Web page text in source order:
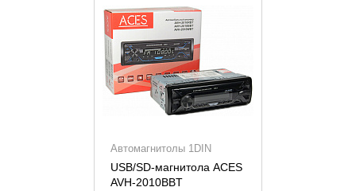
Автомагнитолы 1DIN
USB/SD-магнитола ACES
AVH-2010BBT